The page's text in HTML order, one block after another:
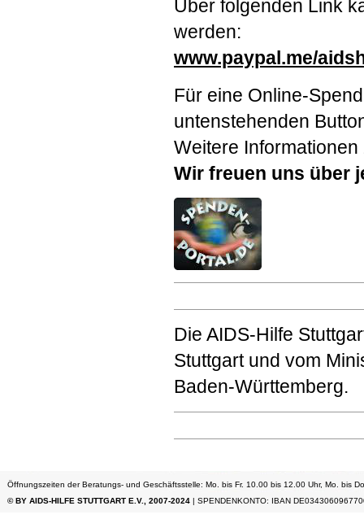
Über folgenden Link
werden:
www.paypal.me/
Für eine Online-
untenstehenden
Weitere
Wir freuen uns über
Die AIDS-Hilfe
Stuttgart und vom
Baden-Württemberg.
Öffnungszeiten der Beratungs- und Geschäftsstelle: Mo. bis Fr. 10.00 bis 12.00 Uhr, Mo. bis
© BY AIDS-HILFE STUTTGART E.V., 2007-2024 | SPENDENKONTO: IBAN